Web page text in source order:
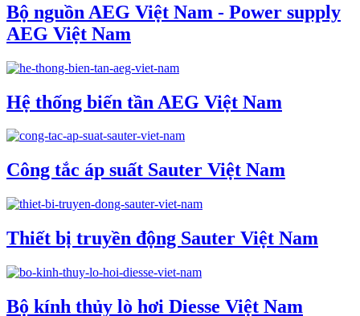
Bộ nguồn AEG Việt Nam - Power supply
AEG Việt Nam
Hệ thống biến tần AEG Việt Nam
Công tắc áp suất Sauter Việt Nam
Thiết bị truyền động Sauter Việt Nam
Bộ kính thủy lò hơi Diesse Việt Nam